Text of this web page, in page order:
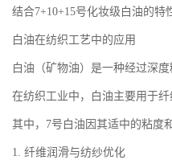
结合7+10+15号化妆级白油的特
白油在纺织工艺中的应用
白油（矿物油）是一种经过深
在纺织工业中，白油主要用于
其中，7号白油因其适中的粘度
1. 纤维润滑与纺纱优化